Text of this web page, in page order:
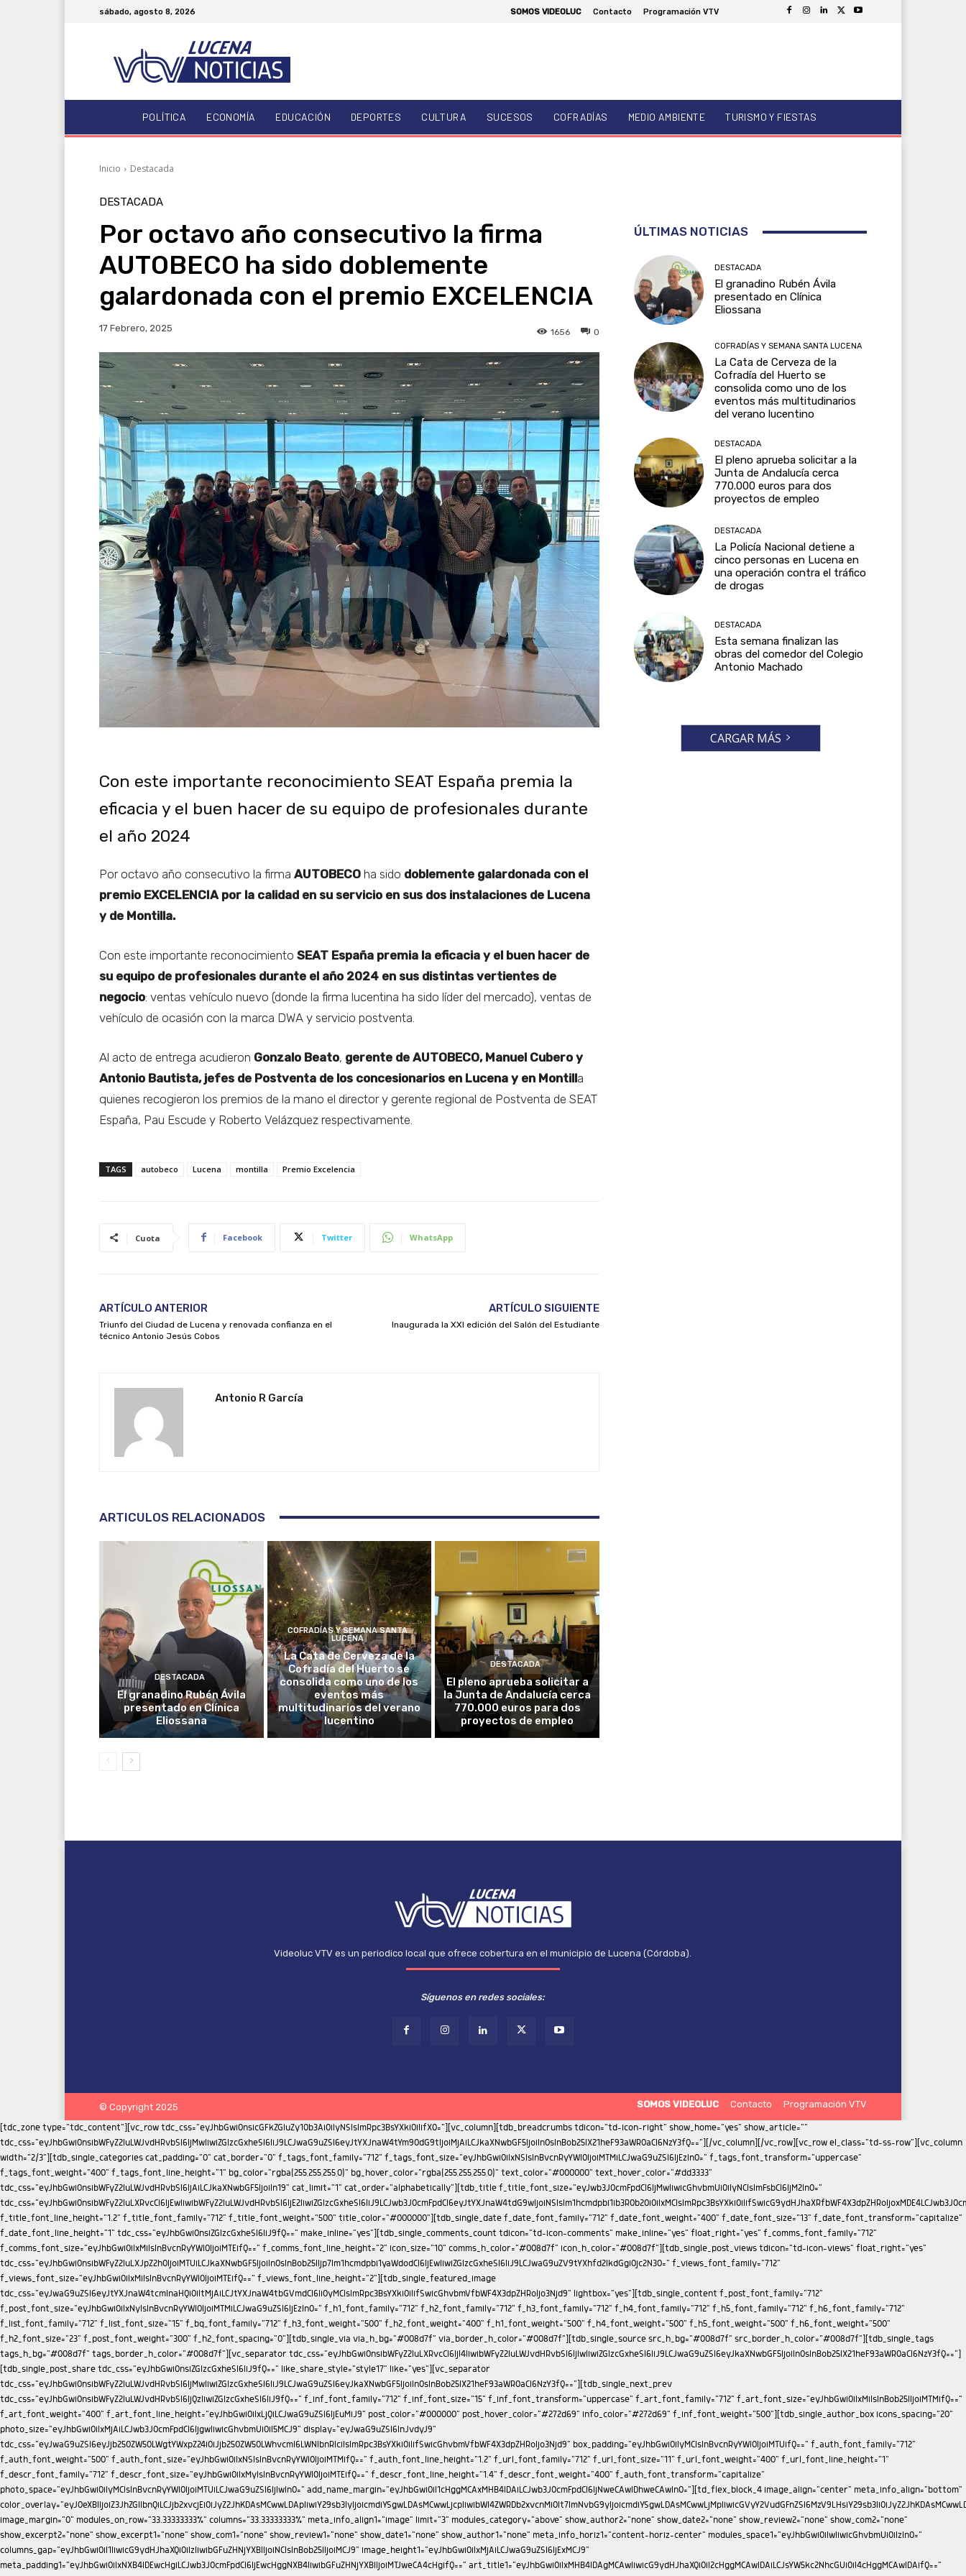
sábado, agosto 8, 2026 SOMOS VIDEOLUC Contacto Programación VTV
POLÍTICA ECONOMÍA EDUCACIÓN DEPORTES CULTURA SUCESOS COFRADÍAS MEDIO AMBIENTE TURISMO Y FIESTAS
Inicio Destacada
DESTACADA
Por octavo año consecutivo la firma
AUTOBECO ha sido doblemente
galardonada con el premio EXCELENCIA
17 Febrero, 2025 0
1656
Con este importante reconocimiento SEAT España premia la
eficacia y el buen hacer de su equipo de profesionales durante
el año 2024
Por octavo año consecutivo la firma AUTOBECO ha sido doblemente galardonada con el
premio EXCELENCIA por la calidad en su servicio en sus dos instalaciones de Lucena
y de Montilla.
Con este importante reconocimiento SEAT España premia la eficacia y el buen hacer de
su equipo de profesionales durante el año 2024 en sus distintas vertientes de
negocio: ventas vehículo nuevo (donde la firma lucentina ha sido líder del mercado), ventas de
vehículo de ocasión con la marca DWA y servicio postventa.
Al acto de entrega acudieron Gonzalo Beato, gerente de AUTOBECO, Manuel Cubero y
Antonio Bautista, jefes de Postventa de los concesionarios en Lucena y en Montilla
quienes recogieron los premios de la mano el director y gerente regional de Postventa de SEAT
España, Pau Escude y Roberto Velázquez respectivamente.
TAGS autobeco Lucena montilla Premio Excelencia
Cuota Facebook Twitter WhatsApp
ARTÍCULO ANTERIOR
Triunfo del Ciudad de Lucena y renovada confianza en el
técnico Antonio Jesús Cobos
ARTÍCULO SIGUIENTE
Inaugurada la XXI edición del Salón del Estudiante
Antonio R García
ARTICULOS RELACIONADOS
DESTACADA
El granadino Rubén Ávila
presentado en Clínica
Eliossana
COFRADÍAS Y SEMANA SANTA
LUCENA
La Cata de Cerveza de la
Cofradía del Huerto se
consolida como uno de los
eventos más
multitudinarios del verano
lucentino
DESTACADA
El pleno aprueba solicitar a
la Junta de Andalucía cerca
770.000 euros para dos
proyectos de empleo
ÚLTIMAS NOTICIAS
DESTACADA
El granadino Rubén Ávila
presentado en Clínica
Eliossana
COFRADÍAS Y SEMANA SANTA LUCENA
La Cata de Cerveza de la
Cofradía del Huerto se
consolida como uno de los
eventos más multitudinarios
del verano lucentino
DESTACADA
El pleno aprueba solicitar a la
Junta de Andalucía cerca
770.000 euros para dos
proyectos de empleo
DESTACADA
La Policía Nacional detiene a
cinco personas en Lucena en
una operación contra el tráfico
de drogas
DESTACADA
Esta semana finalizan las
obras del comedor del Colegio
Antonio Machado
CARGAR MÁS
Videoluc VTV es un periodico local que ofrece cobertura en el municipio de Lucena (Córdoba).
Síguenos en redes sociales:
© Copyright 2025 SOMOS VIDEOLUC Contacto Programación VTV
[tdc_zone type="tdc_content"][vc_row tdc_css="eyJhbGwiOnsicGFkZGluZy10b3AiOiIyNSIsImRpc3BsYXkiOiIifX0="][vc_column][tdb_breadcrumbs tdicon="td-icon-right" show_home="yes" show_article="" tdc_css="eyJhbGwiOnsibWFyZ2luLWJvdHRvbSI6IjMwIiwiZGlzcGxheSI6IiJ9LCJwaG9uZSI6eyJtYXJnaW4tYm90dG9tIjoiMjAiLCJkaXNwbGF5IjoiIn0sInBob25lX21heF93aWR0aCI6NzY3fQ=="][/vc_column][/vc_row][vc_row el_class="td-ss-row"][vc_column width="2/3"][tdb_single_categories cat_padding="0" cat_border="0" f_tags_font_family="712" f_tags_font_size="eyJhbGwiOiIxNSIsInBvcnRyYWl0IjoiMTMiLCJwaG9uZSI6IjEzIn0=" f_tags_font_transform="uppercase" f_tags_font_weight="400" f_tags_font_line_height="1" bg_color="rgba(255,255,255,0)" bg_hover_color="rgba(255,255,255,0)" text_color="#000000" text_hover_color="#dd3333" tdc_css="eyJhbGwiOnsibWFyZ2luLWJvdHRvbSI6IjAiLCJkaXNwbGF5IjoiIn19" cat_limit="1" cat_order="alphabetically"][tdb_title f_title_font_size="eyJwb3J0cmFpdCI6IjMwIiwicGhvbmUiOiIyNCIsImFsbCI6IjM2In0=" tdc_css="eyJhbGwiOnsibWFyZ2luLXRvcCI6IjEwIiwibWFyZ2luLWJvdHRvbSI6IjE2IiwiZGlzcGxheSI6IiJ9LCJwb3J0cmFpdCI6eyJtYXJnaW4tdG9wIjoiNSIsIm1hcmdpbi1ib3R0b20iOiIxMCIsImRpc3BsYXkiOiIifSwicG9ydHJhaXRfbWF4X3dpZHRoIjoxMDE4LCJwb3J0cmFpdF9taW5fd2lkdGgiOjc2OCwicGhvbmUiOnsibWFyZ2luLXRvcCI6IjUiLCJtYXJnaW4tYm90dG9tIjoiMTAiLCJkaXNwbGF5IjoiIn0sInBob25lX21heF93aWR0aCI6NzY3fQ==" f_title_font_line_height="1.2" f_title_font_family="712" f_title_font_weight="500" title_color="#000000"][tdb_single_date f_date_font_family="712" f_date_font_weight="400" f_date_font_size="13" f_date_font_transform="capitalize" f_date_font_line_height="1" tdc_css="eyJhbGwiOnsiZGlzcGxheSI6IiJ9fQ==" make_inline="yes"][tdb_single_comments_count tdicon="td-icon-comments" make_inline="yes" float_right="yes" f_comms_font_family="712" f_comms_font_size="eyJhbGwiOiIxMiIsInBvcnRyYWl0IjoiMTEifQ==" f_comms_font_line_height="2" icon_size="10" comms_h_color="#008d7f" icon_h_color="#008d7f"][tdb_single_post_views tdicon="td-icon-views" float_right="yes" tdc_css="eyJhbGwiOnsibWFyZ2luLXJpZ2h0IjoiMTUiLCJkaXNwbGF5IjoiIn0sInBob25lIjp7Im1hcmdpbi1yaWdodCI6IjEwIiwiZGlzcGxheSI6IiJ9LCJwaG9uZV9tYXhfd2lkdGgiOjc2N30=" f_views_font_family="712" f_views_font_size="eyJhbGwiOiIxMiIsInBvcnRyYWl0IjoiMTEifQ==" f_views_font_line_height="2"][tdb_single_featured_image tdc_css="eyJwaG9uZSI6eyJtYXJnaW4tcmlnaHQiOiItMjAiLCJtYXJnaW4tbGVmdCI6Ii0yMCIsImRpc3BsYXkiOiIifSwicGhvbmVfbWF4X3dpZHRoIjo3Njd9" lightbox="yes"][tdb_single_content f_post_font_family="712" f_post_font_size="eyJhbGwiOiIxNyIsInBvcnRyYWl0IjoiMTMiLCJwaG9uZSI6IjEzIn0=" f_h1_font_family="712" f_h2_font_family="712" f_h3_font_family="712" f_h4_font_family="712" f_h5_font_family="712" f_h6_font_family="712" f_list_font_family="712" f_list_font_size="15" f_bq_font_family="712" f_h3_font_weight="500" f_h2_font_weight="400" f_h1_font_weight="500" f_h4_font_weight="500" f_h5_font_weight="500" f_h6_font_weight="500" f_h2_font_size="23" f_post_font_weight="300" f_h2_font_spacing="0"][tdb_single_via via_h_bg="#008d7f" via_border_h_color="#008d7f"][tdb_single_source src_h_bg="#008d7f" src_border_h_color="#008d7f"][tdb_single_tags tags_h_bg="#008d7f" tags_border_h_color="#008d7f"][vc_separator tdc_css="eyJhbGwiOnsibWFyZ2luLXRvcCI6IjI4IiwibWFyZ2luLWJvdHRvbSI6IjIwIiwiZGlzcGxheSI6IiJ9LCJwaG9uZSI6eyJkaXNwbGF5IjoiIn0sInBob25lX21heF93aWR0aCI6NzY3fQ=="][tdb_single_post_share tdc_css="eyJhbGwiOnsiZGlzcGxheSI6IiJ9fQ==" like_share_style="style17" like="yes"][vc_separator tdc_css="eyJhbGwiOnsibWFyZ2luLWJvdHRvbSI6IjMwIiwiZGlzcGxheSI6IiJ9LCJwaG9uZSI6eyJkaXNwbGF5IjoiIn0sInBob25lX21heF93aWR0aCI6NzY3fQ=="][tdb_single_next_prev tdc_css="eyJhbGwiOnsibWFyZ2luLWJvdHRvbSI6IjQzIiwiZGlzcGxheSI6IiJ9fQ==" f_inf_font_family="712" f_inf_font_size="15" f_inf_font_transform="uppercase" f_art_font_family="712" f_art_font_size="eyJhbGwiOiIxMiIsInBob25lIjoiMTMifQ==" f_art_font_weight="400" f_art_font_line_height="eyJhbGwiOiIxLjQiLCJwaG9uZSI6IjEuMiJ9" post_color="#000000" post_hover_color="#272d69" info_color="#272d69" f_inf_font_weight="500"][tdb_single_author_box icons_spacing="20" photo_size="eyJhbGwiOiIxMjAiLCJwb3J0cmFpdCI6IjgwIiwicGhvbmUiOiI5MCJ9" display="eyJwaG9uZSI6InJvdyJ9" tdc_css="eyJwaG9uZSI6eyJjb250ZW50LWgtYWxpZ24iOiJjb250ZW50LWhvcml6LWNlbnRlciIsImRpc3BsYXkiOiIifSwicGhvbmVfbWF4X3dpZHRoIjo3Njd9" box_padding="eyJhbGwiOiIyMCIsInBvcnRyYWl0IjoiMTUifQ==" f_auth_font_family="712" f_auth_font_weight="500" f_auth_font_size="eyJhbGwiOiIxNSIsInBvcnRyYWl0IjoiMTMifQ==" f_auth_font_line_height="1.2" f_url_font_family="712" f_url_font_size="11" f_url_font_weight="400" f_url_font_line_height="1" f_descr_font_family="712" f_descr_font_size="eyJhbGwiOiIxMyIsInBvcnRyYWl0IjoiMTEifQ==" f_descr_font_line_height="1.4" f_descr_font_weight="400" f_auth_font_transform="capitalize" photo_space="eyJhbGwiOiIyMCIsInBvcnRyYWl0IjoiMTUiLCJwaG9uZSI6IjIwIn0=" add_name_margin="eyJhbGwiOiI1cHggMCAxMHB4IDAiLCJwb3J0cmFpdCI6IjNweCAwIDhweCAwIn0="][td_flex_block_4 image_align="center" meta_info_align="bottom" color_overlay="eyJ0eXBlIjoiZ3JhZGllbnQiLCJjb2xvcjEiOiJyZ2JhKDAsMCwwLDApIiwiY29sb3IyIjoicmdiYSgwLDAsMCwwLjcpIiwibWl4ZWRDb2xvcnMiOlt7ImNvbG9yIjoicmdiYSgwLDAsMCwwLjMpIiwicGVyY2VudGFnZSI6MzV9LHsiY29sb3IiOiJyZ2JhKDAsMCwwLDApIiwicGVyY2VudGFnZSI6NTB9XSwiY3NzIjoiYmFja2dyb3VuZDogLXdlYmtpdC1saW5lYXItZ3JhZGllbnQoMGRlZyxyZ2JhKDAsMCwwLDAuNykscmdiYSgwLDAsMCwwLjMpIDM1JSxyZ2JhKDAsMCwwLDApIDUwJSxyZ2JhKDAsMCwwLDApKTtiYWNrZ3JvdW5kOiBsaW5lYXItZ3JhZGllbnQoMGRlZyxyZ2JhKDAsMCwwLDAuNykscmdiYSgwLDAsMCwwLjMpIDM1JSxyZ2JhKDAsMCwwLDApIDUwJSxyZ2JhKDAsMCwwLDApKTsiLCJjc3NQYXJhbXMiOiIwZGVnLHJnYmEoMCwwLDAsMC43KSxyZ2JhKDAsMCwwLDAuMykgMzUlLHJnYmEoMCwwLDAsMCkgNTAlLHJnYmEoMCwwLDAsMCkifQ==" image_margin="0" modules_on_row="33.33333333%" columns="33.33333333%" meta_info_align1="image" limit="3" modules_category="above" show_author2="none" show_date2="none" show_review2="none" show_com2="none" show_excerpt2="none" show_excerpt1="none" show_com1="none" show_review1="none" show_date1="none" show_author1="none" meta_info_horiz1="content-horiz-center" modules_space1="eyJhbGwiOiIwIiwicGhvbmUiOiIzIn0=" columns_gap="eyJhbGwiOiI1IiwicG9ydHJhaXQiOiIzIiwibGFuZHNjYXBlIjoiNCIsInBob25lIjoiMCJ9" image_height1="eyJhbGwiOiIxMjAiLCJwaG9uZSI6IjExMCJ9" meta_padding1="eyJhbGwiOiIxNXB4IDEwcHgiLCJwb3J0cmFpdCI6IjEwcHggNXB4IiwibGFuZHNjYXBlIjoiMTJweCA4cHgifQ==" art_title1="eyJhbGwiOiIxMHB4IDAgMCAwIiwicG9ydHJhaXQiOiI2cHggMCAwIDAiLCJsYW5kc2NhcGUiOiI4cHggMCAwIDAifQ==" cat_bg="rgba(255,255,255,0)" cat_bg_hover="rgba(255,255,255,0)" title_txt="#ffffff" all_underline_color1="" f_title1_font_family="712" f_title1_font_line_height="1.2" f_title1_font_size="eyJhbGwiOiIxNSIsInBvcnRyYWl0IjoiMTEiLCJwaG9uZSI6IjE3In0=" f_title1_font_weight="500" f_title1_font_transform="" f_cat1_font_transform="uppercase" f_cat1_font_size="eyJhbGwiOiIxMSIsInBob25lIjoiMTMifQ==" f_cat1_font_weight="500" f_cat1_font_family="712" modules_category_padding1="0" category_id="" ajax_pagination="next_prev" f_more_font_family="" f_more_font_transform="" f_more_font_weight="" sort="" tdc_css="eyJhbGwiOnsiZGlzcGxheSI6IiJ9LCJwb3J0cmFpdCI6eyJkaXNwbGF5IjoiIn0sInBvcnRyYWl0X21heF93aWR0aCI6MTAxOCwicG9ydHJhaXRfbWluX3dpZHRoIjo3NjgsInBob25lIjp7Im1hcmdpbi1ib3R0b20iOiI0MCIsImRpc3BsYXkiOiIifSwicGhvbmVfbWF4X3dpZHRoIjo3Njd9" custom_title="ARTICULOS RELACIONADOS" block_template_id="td_block_template_8" image_size="" cat_txt="#ffffff" border_color="#272d69" f_header_font_family="712" f_header_font_size="eyJhbGwiOiIxNyIsInBvcnRyYWl0IjoiMTUifQ==" f_header_font_transform="uppercase" f_header_font_weight="500" mix_type_h="color" mix_color_h="rgba(112,204,63,0.3)" pag_h_bg="#85c442" pag_h_border="#85c442" title_tag="h2"][tdb_single_comments block_template_id="td_block_template_8" border_color="#272d69" f_header_font_size="eyJhbGwiOiIxNyIsInBvcnRyYWl0IjoiMTUifQ==" f_header_font_weight="500" f_header_font_transform="uppercase" f_header_font_family="712" f_auth_font_family="712" f_auth_font_transform="capitalize" f_auth_font_weight="500" f_auth_font_size="eyJhbGwiOiIxNSIsInBvcnRyYWl0IjoiMTMifQ==" f_meta_font_family="712" f_meta_font_size="11" f_meta_font_weight="400" f_descr_font_family="712" f_descr_font_size="13" f_descr_font_weight="400" f_reply_font_family="712" f_reply_font_transform="uppercase" f_frm_title_font_family="712" f_frm_title_font_weight="500" f_frm_title_font_size="eyJhbGwiOiIxNSIsInBvcnRyYWl0IjoiMTMifQ==" f_frm_title_font_transform="uppercase" f_input_font_family="712" f_input_font_size="13" f_btn_font_family="712" f_btn_font_weight="400" f_btn_font_transform="uppercase" f_btn_font_size="13" f_agreement_font_family="712" f_agreement_font_size="13" f_agreement_font_weight="400" f_input_font_weight="400" f_reply_font_weight="400" f_agreement_font_line_height="1.2" auth_h_color="#272d69" reply_h_color="#000000" form_layout="1" tdc_css="eyJhbGwiOnsiZGlzcGxheSI6IiJ9fQ=="][/vc_column][vc_column width="1/3" is_sticky="yes"][td_block_ad_box spot_img_horiz="content-horiz-center" spot_id="sidebar"][vc_empty_space height="33px"][td_flex_block_1 modules_on_row="eyJwaG9uZSI6IjEwMCUifQ==" image_floated="float_left" image_width="30" image_height="100" show_btn="none" show_excerpt="none" modules_category="above" show_date="none" show_review="none" show_com="none" show_author="none" meta_padding="eyJhbGwiOiIwIDAgMCAxNXB4IiwicG9ydHJhaXQiOiIwIDAgMCAxMHB4In0=" art_title="eyJhbGwiOiI4cHggMCAwIDAiLCJwb3J0cmFpdCI6IjVweCAwIDAgMCJ9" f_title_font_family="712" f_title_font_size="eyJhbGwiOiIxNSIsInBvcnRyYWl0IjoiMTEifQ==" f_title_font_weight="400" f_title_font_line_height="1.2" title_txt="#000000" cat_bg="rgba(255,255,255,0)" cat_bg_hover="rgba(255,255,255,0)" f_cat_font_family="712" f_cat_font_transform="uppercase" f_cat_font_weight="400" f_cat_font_size="11" modules_category_padding="0" all_modules_space="eyJhbGwiOiIyNCIsInBvcnRyYWl0IjoiMTUiLCJsYW5kc2NhcGUiOiIyMCJ9" category_id="" ajax_pagination="load_more" sort="" title_txt_hover="#272d69" tdc_css="eyJwaG9uZSI6eyJtYXJnaW4tYm90dG9tIjoiNDAiLCJkaXNwbGF5IjoiIn0sInBob25lX21heF93aWR0aCI6NzY3LCJhbGwiOnsiZGlzcGxheSI6IiJ9LCJwb3J0cmFpdCI6eyJ